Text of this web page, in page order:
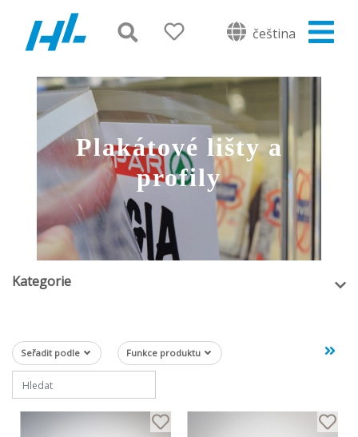
čeština
Plakátové lišty a
profily
Kategorie
Seřadit podle Funkce produktu